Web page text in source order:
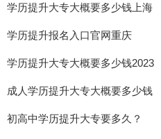
学历提升大专大概要多少钱上海
学历提升报名入口官网重庆
学历提升大专大概要多少钱2023
成人学历提升大专大概要多少钱
初高中学历提升大专要多久？